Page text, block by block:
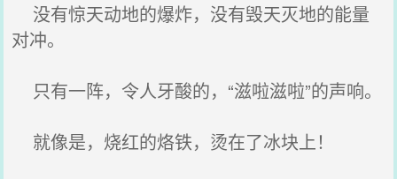
没有惊天动地的爆炸，没有毁天灭地的能量
对冲。
只有一阵，令人牙酸的，“滋啦滋啦”的声响。
就像是，烧红的烙铁，烫在了冰块上！